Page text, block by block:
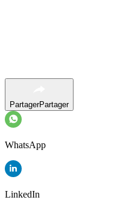
PartagerPartager
WhatsApp
LinkedIn